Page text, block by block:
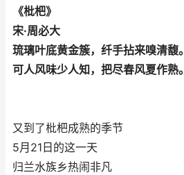
《枇杷》
宋·周必大
琉璃叶底黄金簇，纤手拈来嗅清馥。
可人风味少人知，把尽春风夏作熟。
又到了枇杷成熟的季节
5月21日的这一天
归兰水族乡热闹非凡